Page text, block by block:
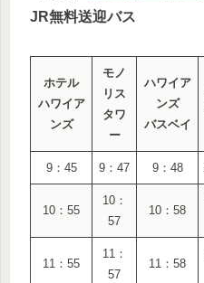
JR無料送迎バス
ホテル
ハワイア
ンズ
モノ
リス
タワ
ー
ハワイア
ンズ
バスベイ
9：45 9：47 9：48
10：55
10：
57
10：58
11：55
11：
57
11：58